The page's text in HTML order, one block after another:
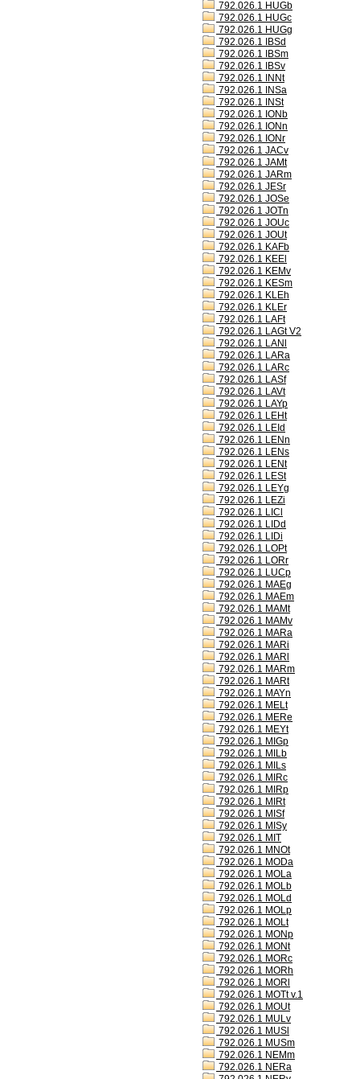
792.026.1 HUGb
792.026.1 HUGc
792.026.1 HUGg
792.026.1 IBSd
792.026.1 IBSm
792.026.1 IBSv
792.026.1 INNt
792.026.1 INSa
792.026.1 INSt
792.026.1 IONb
792.026.1 IONn
792.026.1 IONr
792.026.1 JACv
792.026.1 JAMt
792.026.1 JARm
792.026.1 JESr
792.026.1 JOSe
792.026.1 JOTn
792.026.1 JOUc
792.026.1 JOUt
792.026.1 KAFb
792.026.1 KEEl
792.026.1 KEMv
792.026.1 KESm
792.026.1 KLEh
792.026.1 KLEr
792.026.1 LAFt
792.026.1 LAGt V2
792.026.1 LANl
792.026.1 LARa
792.026.1 LARc
792.026.1 LASf
792.026.1 LAVt
792.026.1 LAYp
792.026.1 LEHt
792.026.1 LEId
792.026.1 LENn
792.026.1 LENs
792.026.1 LENt
792.026.1 LESt
792.026.1 LEYg
792.026.1 LEZi
792.026.1 LICl
792.026.1 LIDd
792.026.1 LIDi
792.026.1 LOPt
792.026.1 LORr
792.026.1 LUCp
792.026.1 MAEg
792.026.1 MAEm
792.026.1 MAMt
792.026.1 MAMv
792.026.1 MARa
792.026.1 MARi
792.026.1 MARl
792.026.1 MARm
792.026.1 MARt
792.026.1 MAYn
792.026.1 MELt
792.026.1 MERe
792.026.1 MEYt
792.026.1 MIGp
792.026.1 MILb
792.026.1 MILs
792.026.1 MIRc
792.026.1 MIRp
792.026.1 MIRt
792.026.1 MISf
792.026.1 MISy
792.026.1 MIT
792.026.1 MNOt
792.026.1 MODa
792.026.1 MOLa
792.026.1 MOLb
792.026.1 MOLd
792.026.1 MOLp
792.026.1 MOLt
792.026.1 MONp
792.026.1 MONt
792.026.1 MORc
792.026.1 MORh
792.026.1 MORl
792.026.1 MOTt v.1
792.026.1 MOUt
792.026.1 MULv
792.026.1 MUSl
792.026.1 MUSm
792.026.1 NEMm
792.026.1 NERa